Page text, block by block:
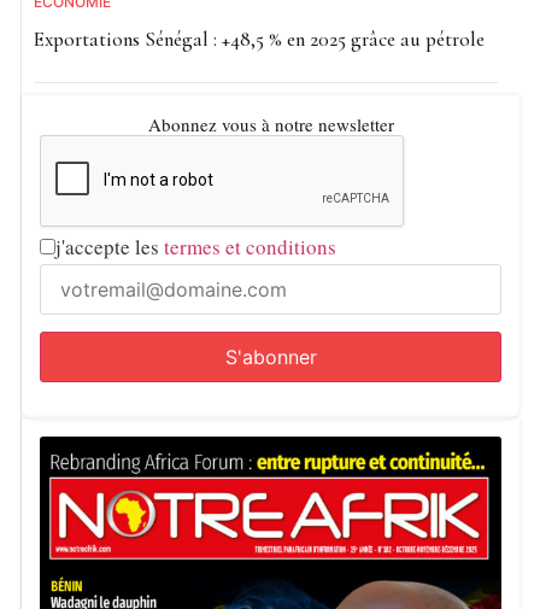
Exportations Sénégal : +48,5 % en 2025 grâce au pétrole
Abonnez vous à notre newsletter
j'accepte les termes et conditions